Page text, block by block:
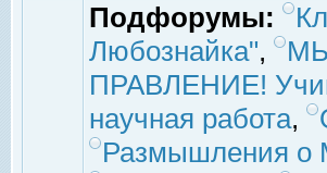
Подфорумы:
Любознайка",
ПРАВЛЕНИЕ!
научная работа,
Размышления о